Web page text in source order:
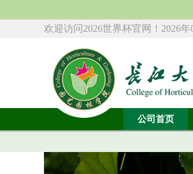
欢迎访问2026世界杯官网！ 2026年
公司首页